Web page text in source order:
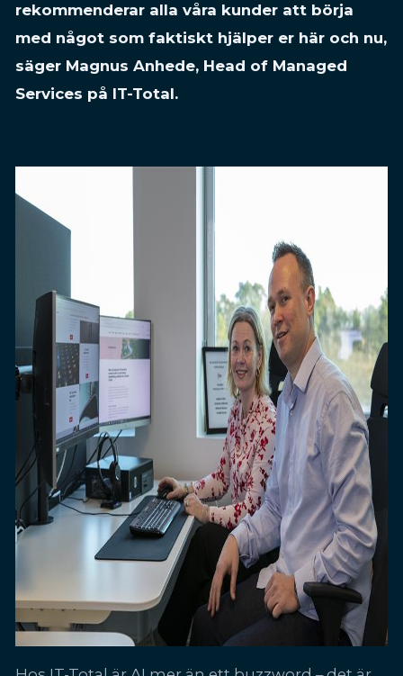
rekommenderar alla våra kunder att börja
med något som faktiskt hjälper er här och nu,
säger Magnus Anhede, Head of Managed
Services på IT-Total.